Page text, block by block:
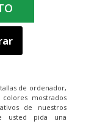
de ordenador,
mostrados
de nuestros
usted pida una